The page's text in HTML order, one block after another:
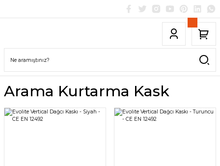
Arama Kurtarma Kask